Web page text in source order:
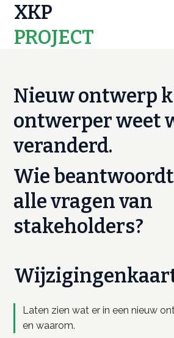
XKP
PROJECT
Nieuw ontwerp
ontwerper weet
veranderd.
Wie
alle vragen van
stakeholders?
Laten zien wat er in een nieuw
en waarom.